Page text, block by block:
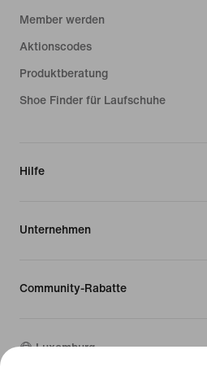
Member werden
Aktionscodes
Produktberatung
Shoe Finder für Laufschuhe
Hilfe
Unternehmen
Community-Rabatte
Luxemburg